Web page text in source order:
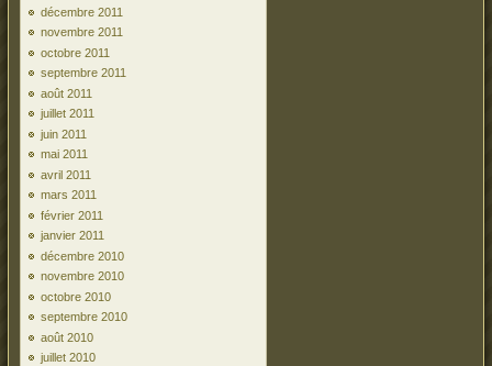
décembre 2011
novembre 2011
octobre 2011
septembre 2011
août 2011
juillet 2011
juin 2011
mai 2011
avril 2011
mars 2011
février 2011
janvier 2011
décembre 2010
novembre 2010
octobre 2010
septembre 2010
août 2010
juillet 2010